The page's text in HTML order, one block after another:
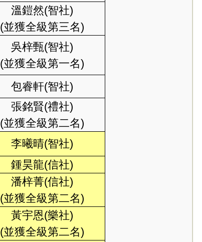
溫鎧然(智社)
(並獲全級第三名)
吳梓甄(智社)
(並獲全級第一名)
包睿軒(智社)
張銘賢(禮社)
(並獲全級第二名)
李曦晴(智社)
鍾昊龍(信社)
潘梓菁(信社)
(並獲全級第二名)
黃宇恩(樂社)
(並獲全級第二名)